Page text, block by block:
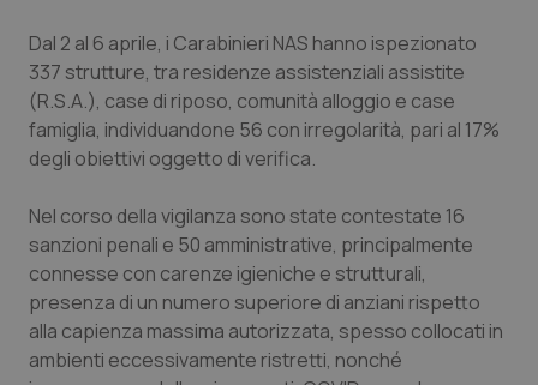
Lombardia
Marche
Piemonte
Provincia Autonoma di Bolzano
Provincia Autonoma di Trento
Dolore
Donna & Salute
HIV
Infezioni & Febbre
Ipertensione & Scompenso
Dal 2 al 6 aprile, i Carabinieri NAS hanno ispezionato
337 strutture, tra residenze assistenziali assistite
(R.S.A.), case di riposo, comunità alloggio e case
famiglia, individuandone 56 con irregolarità, pari al 17%
degli obiettivi oggetto di verifica.
Nel corso della vigilanza sono state contestate 16
sanzioni penali e 50 amministrative, principalmente
connesse con carenze igieniche e strutturali,
presenza di un numero superiore di anziani rispetto
alla capienza massima autorizzata, spesso collocati in
ambienti eccessivamente ristretti, nonché